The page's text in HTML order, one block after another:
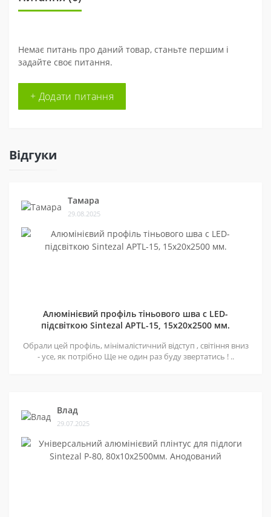
Немає питань про даний товар, станьте першим і
задайте своє питання.
+ Додати питання
Відгуки
Тамара
29.08.2025
Алюмінієвий профіль тіньового шва c LED-
підсвіткою Sintezal APTL-15, 15х20х2500 мм.
Обрали цей профіль, мінімалістичний відступ , світіння вниз
- усе, як потрібно Ще не один раз буду звертатись ! ..
Влад
29.07.2025